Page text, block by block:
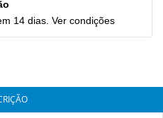
14 dias. Ver condições